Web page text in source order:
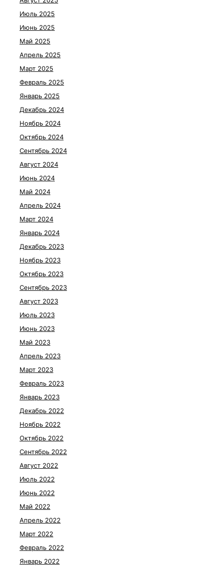
Июль 2025
Июнь 2025
Май 2025
Апрель 2025
Март 2025
Февраль 2025
Январь 2025
Декабрь 2024
Ноябрь 2024
Октябрь 2024
Сентябрь 2024
Август 2024
Июнь 2024
Май 2024
Апрель 2024
Март 2024
Январь 2024
Декабрь 2023
Ноябрь 2023
Октябрь 2023
Сентябрь 2023
Август 2023
Июль 2023
Июнь 2023
Май 2023
Апрель 2023
Март 2023
Февраль 2023
Январь 2023
Декабрь 2022
Ноябрь 2022
Октябрь 2022
Сентябрь 2022
Август 2022
Июль 2022
Июнь 2022
Май 2022
Апрель 2022
Март 2022
Февраль 2022
Январь 2022